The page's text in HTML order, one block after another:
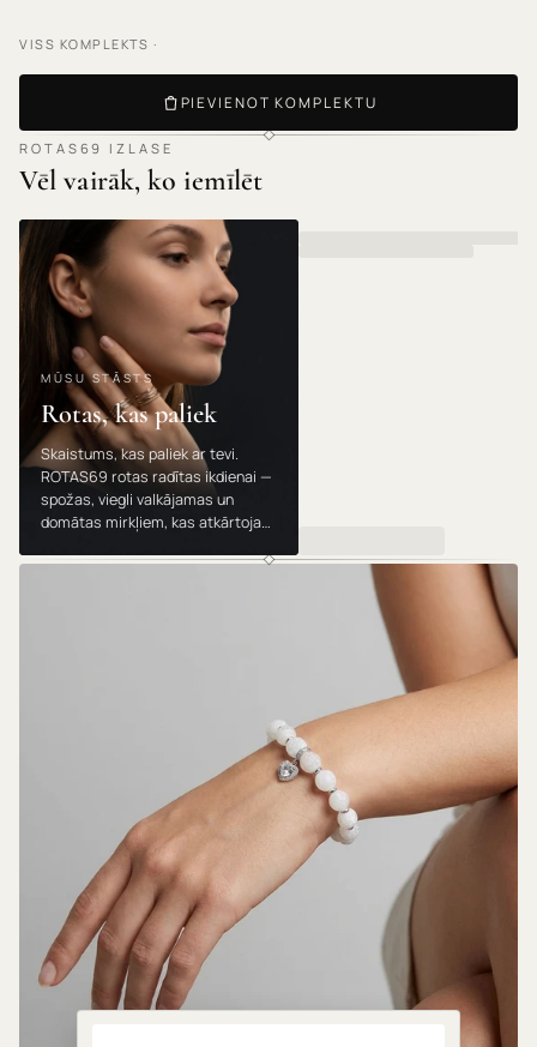
VISS KOMPLEKTS ·
PIEVIENOT KOMPLEKTU
ROTAS69 IZLASE
Vēl vairāk, ko iemīlēt
MŪSU STĀSTS
Rotas, kas paliek
Skaistums, kas paliek ar tevi.
ROTAS69 rotas radītas ikdienai —
spožas, viegli valkājamas un
domātas mirkļiem, kas atkārtojas.
gada.